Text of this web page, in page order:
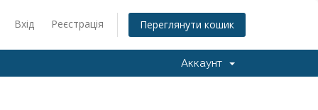
Вхід Реєстрація Переглянути кошик
Аккаунт